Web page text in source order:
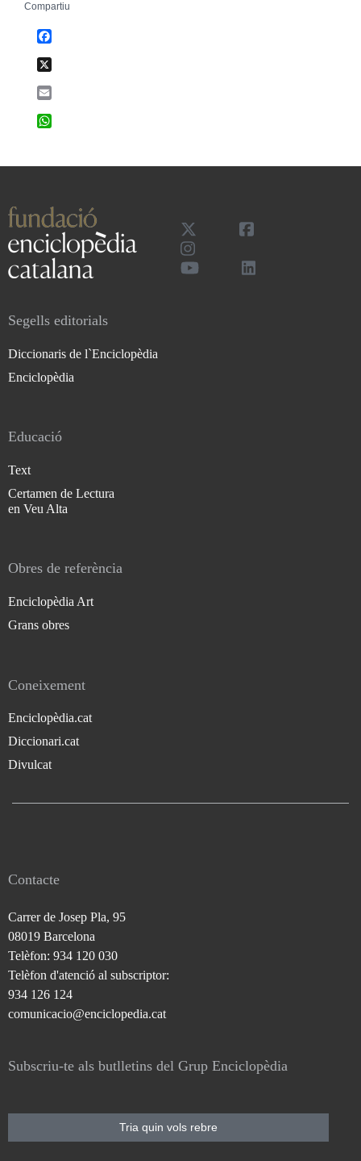
Compartiu
Segells editorials
Diccionaris de l`Enciclopèdia
Enciclopèdia
Educació
Text
Certamen de Lectura
en Veu Alta
Obres de referència
Enciclopèdia Art
Grans obres
Coneixement
Enciclopèdia.cat
Diccionari.cat
Divulcat
Contacte
Carrer de Josep Pla, 95
08019 Barcelona
Telèfon: 934 120 030
Telèfon d'atenció al subscriptor:
934 126 124
comunicacio@enciclopedia.cat
Subscriu-te als butlletins del Grup Enciclopèdia
Tria quin vols rebre